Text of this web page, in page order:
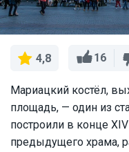
4,8 16
Мариацкий костёл,
площадь, — один из
построили в конце
предыдущего храма,